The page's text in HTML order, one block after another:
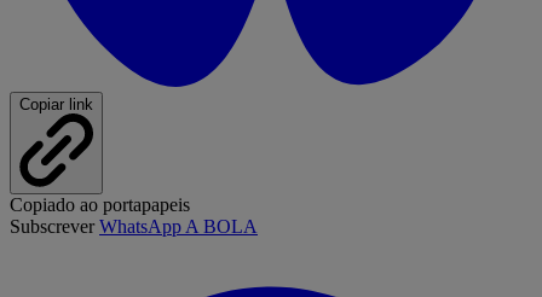
Copiar link
Copiado ao portapapeis
SubscreverWhatsApp A BOLA